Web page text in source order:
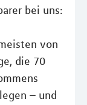
bei uns:
von
die 70
– und